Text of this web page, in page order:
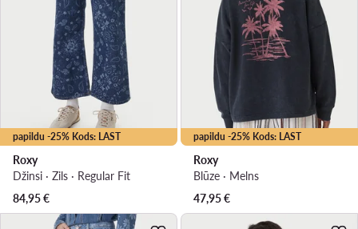
papildu -25% Kods: LAST
Roxy
Džinsi · Zils · Regular Fit
84,95€
papildu -25% Kods: LAST
Roxy
Blūze · Melns
47,95€